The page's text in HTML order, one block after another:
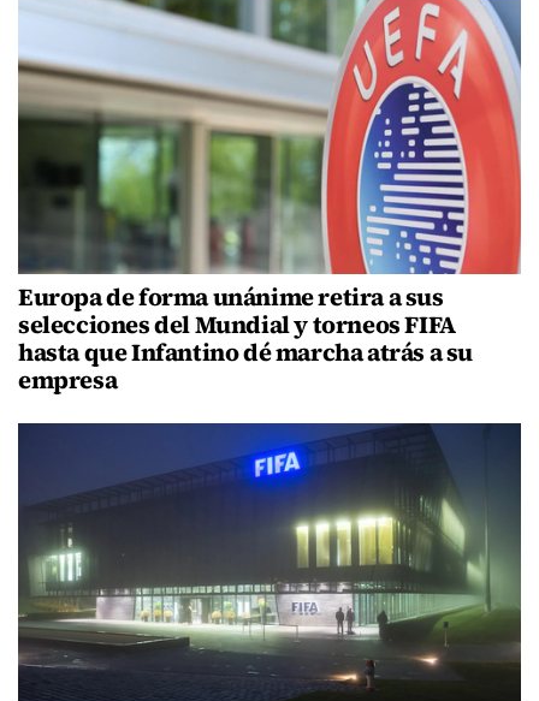
Europa de forma unánime retira a sus
selecciones del Mundial y torneos FIFA
hasta que Infantino dé marcha atrás a su
empresa